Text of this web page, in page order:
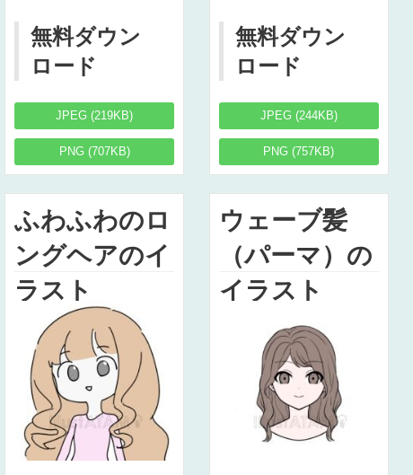
無料ダウン
ロード
JPEG (219KB)
PNG (707KB)
無料ダウン
ロード
JPEG (244KB)
PNG (757KB)
ふわふわのロ
ングヘアのイ
ラスト
ウェーブ髪
（パーマ）の
イラスト